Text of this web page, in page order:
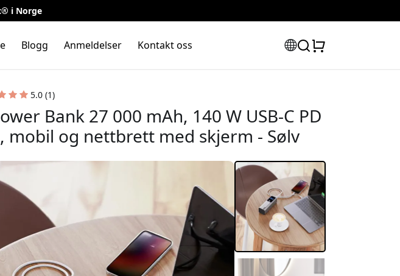
i Norge
Blogg Anmeldelser Kontakt oss
5.0 (1)
Bank 27 000 mAh, 140 W USB-C PD
mobil og nettbrett med skjerm - Sølv
🎉 Din rabattkode:
Bruk denne koden i kassen for å få 8% rabatt.